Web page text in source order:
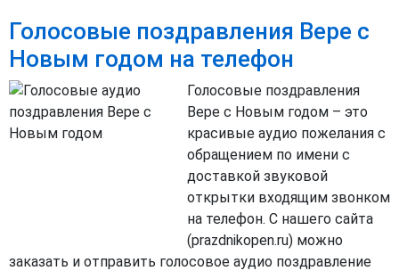
Голосовые поздравления Вере с
Новым годом на телефон
Голосовые поздравления
Вере с Новым годом – это
красивые аудио пожелания с
обращением по имени с
доставкой звуковой
открытки входящим звонком
на телефон. С нашего сайта
(prazdnikopen.ru) можно
заказать и отправить голосовое аудио поздравление